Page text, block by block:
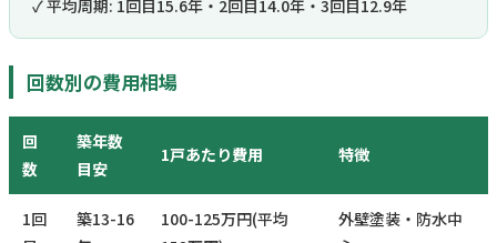
✓ 平均周期: 1回目15.6年・2回目14.0年・3回目12.9年
回数別の費用相場
回
数
築年数
目安
1戸あたり費用 特徴
1回
築13-16
100-125万円(平均
外壁塗装・防水中